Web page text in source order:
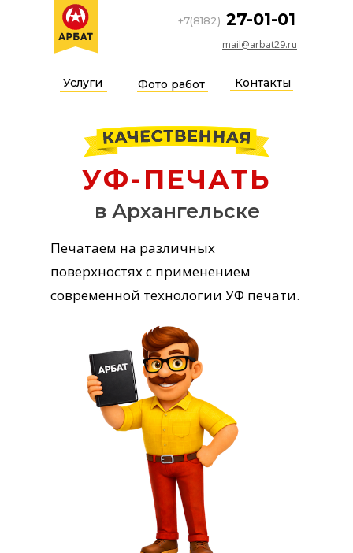
Услуги Фото работ Контакты
mail@arbat29.ru
27-01-01
+7(8182)
УФ-ПЕЧАТЬ
в Архангельске
Печатаем на различных
поверхностях с применением
современной технологии УФ печати.